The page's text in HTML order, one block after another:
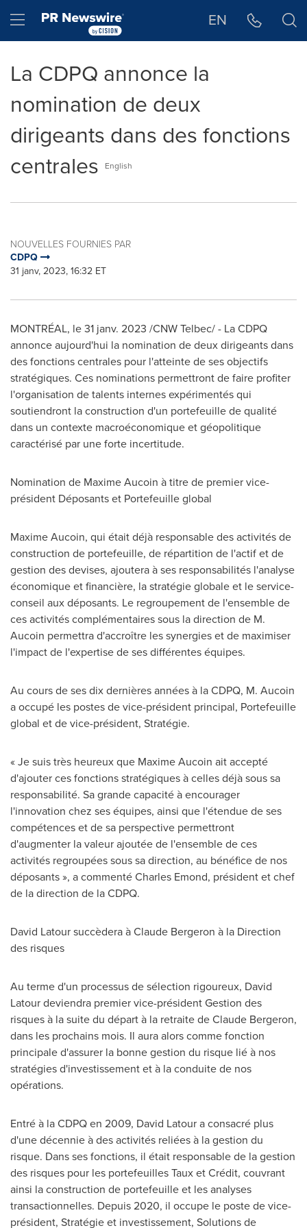
Hamburger menu EN
La CDPQ annonce la
nomination de deux
dirigeants dans des fonctions
centrales
English
NOUVELLES FOURNIES PAR
CDPQ
31 janv, 2023, 16:32 ET
MONTRÉAL, le 31 janv. 2023 /CNW Telbec/ - La CDPQ
annonce aujourd'hui la nomination de deux dirigeants dans
des fonctions centrales pour l'atteinte de ses objectifs
stratégiques. Ces nominations permettront de faire profiter
l'organisation de talents internes expérimentés qui
soutiendront la construction d'un portefeuille de qualité
dans un contexte macroéconomique et géopolitique
caractérisé par une forte incertitude.
Nomination de Maxime Aucoin à titre de premier vice-
président Déposants et Portefeuille global
Maxime Aucoin, qui était déjà responsable des activités de
construction de portefeuille, de répartition de l'actif et de
gestion des devises, ajoutera à ses responsabilités l'analyse
économique et financière, la stratégie globale et le service-
conseil aux déposants. Le regroupement de l'ensemble de
ces activités complémentaires sous la direction de M.
Aucoin permettra d'accroître les synergies et de maximiser
l'impact de l'expertise de ses différentes équipes.
Au cours de ses dix dernières années à la CDPQ, M. Aucoin
a occupé les postes de vice-président principal, Portefeuille
global et de vice-président, Stratégie.
« Je suis très heureux que Maxime Aucoin ait accepté
d'ajouter ces fonctions stratégiques à celles déjà sous sa
responsabilité. Sa grande capacité à encourager
l'innovation chez ses équipes, ainsi que l'étendue de ses
compétences et de sa perspective permettront
d'augmenter la valeur ajoutée de l'ensemble de ces
activités regroupées sous sa direction, au bénéfice de nos
déposants », a commentéCharles Emond, président et chef
de la direction de la CDPQ.
David Latoursuccèdera àClaude Bergeron à la Direction
des risques
Au terme d'un processus de sélection rigoureux, David
Latourdeviendra premier vice-président Gestion des
risques à la suite du départ à la retraite deClaude Bergeron,
dans les prochains mois. Il aura alors comme fonction
principale d'assurer la bonne gestion du risque lié à nos
stratégies d'investissement et à la conduite de nos
opérations.
Entré à la CDPQ en 2009, David Latoura consacré plus
d'une décennie à des activités reliées à la gestion du
risque. Dans ses fonctions, il était responsable de la gestion
des risques pour les portefeuilles Taux et Crédit, couvrant
ainsi la construction de portefeuille et les analyses
transactionnelles. Depuis 2020, il occupe le poste de vice-
président, Stratégie et investissement, Solutions de